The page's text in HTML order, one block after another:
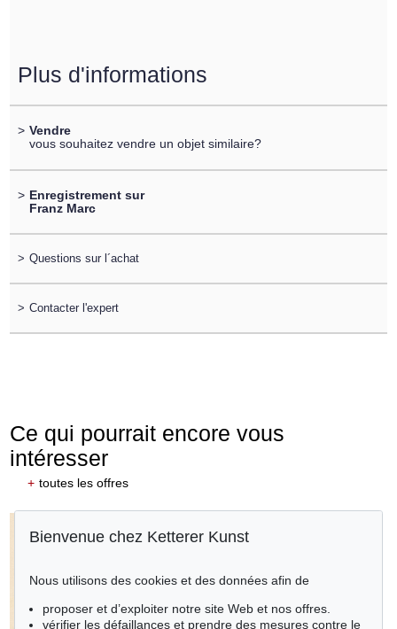
Plus d'informations
> Vendre
vous souhaitez vendre un objet similaire?
> Enregistrement sur
Franz Marc
> Questions sur l´achat
> Contacter l'expert
Ce qui pourrait encore vous
intéresser
+ toutes les offres
Bienvenue chez Ketterer Kunst
Nous utilisons des cookies et des données afin de
proposer et d’exploiter notre site Web et nos offres.
vérifier les défaillances et prendre des mesures contre le